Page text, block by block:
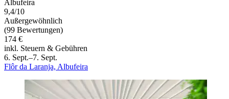
Albufeira
9,4/10
Außergewöhnlich
(99 Bewertungen)
174 €
inkl. Steuern & Gebühren
6. Sept.–7. Sept.
Flôr da Laranja, Albufeira